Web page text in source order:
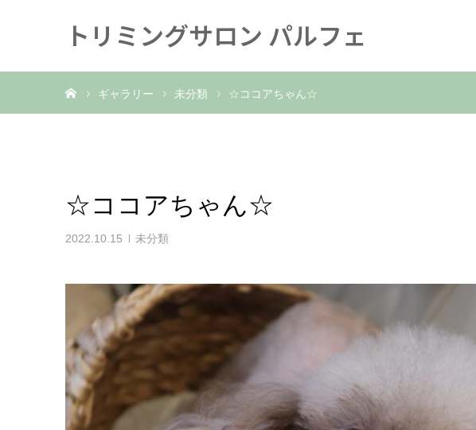
トリミングサロン パルフェ
ギャラリー 未分類 ☆ココアちゃん☆
☆ココアちゃん☆
2022.10.15 未分類